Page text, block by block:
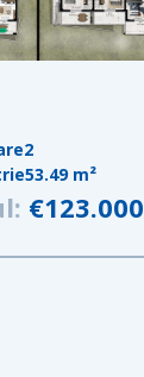
2
53.49 m²
€123.000